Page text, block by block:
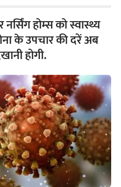
होम्स को स्वास्थ्य
के उपचार की दरें अब
होगी.